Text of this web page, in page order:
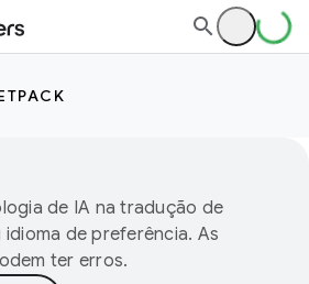
de IA na tradução de
de preferência. As
ter erros.